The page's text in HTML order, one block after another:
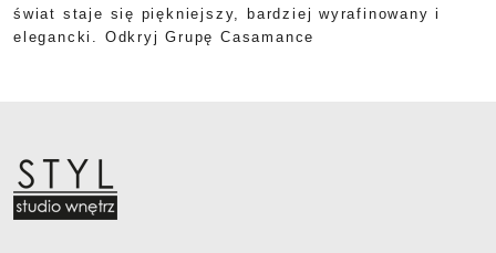
świat staje się piękniejszy, bardziej wyrafinowany i
elegancki. Odkryj Grupę Casamance